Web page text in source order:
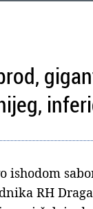
ishodom
RH